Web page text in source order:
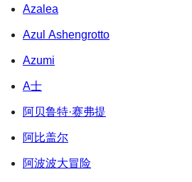
Azalea
Azul Ashengrotto
Azumi
A士
阿贝鲁特·赛弗提
阿比盖尔
阿波波大冒险